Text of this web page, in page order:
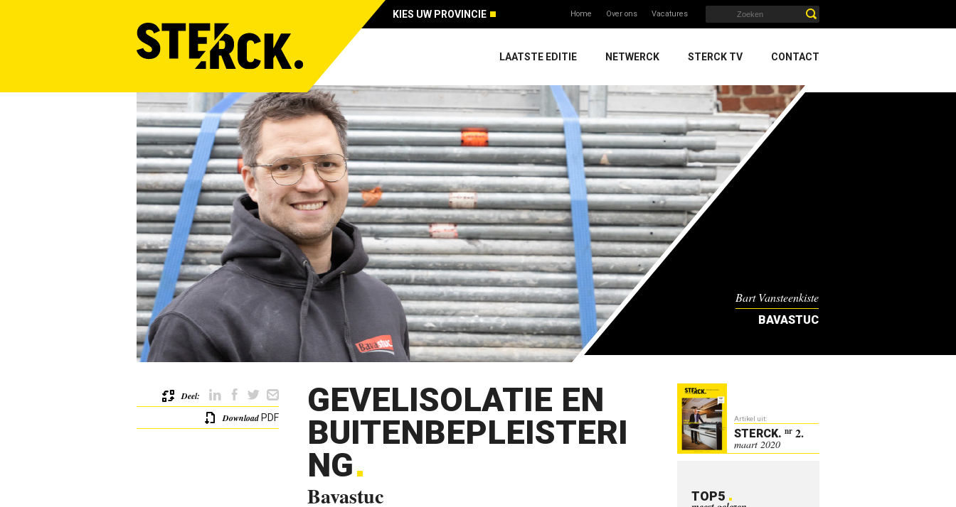
KIES UW PROVINCIE Home Over ons Vacatures
LAATSTE EDITIE NETWERCK STERCK TV CONTACT
Bart Vansteenkiste
BAVASTUC
GEVELISOLATIE EN
BUITENBEPLEISTERI
NG
Bavastuc
Deel:
DownloadPDF Artikel uit:
STERCK. nr 2.
maart 2020
TOP5